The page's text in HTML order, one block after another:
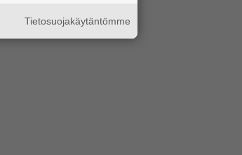
Tietosuojakäytäntömme